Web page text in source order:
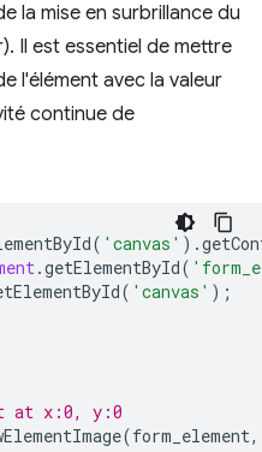
la mise en surbrillance du
Il est essentiel de mettre
l'élément avec la valeur
continue de
( 'canvas' ).
.getElementById(
( 'canvas' );
at x:0, y:0
(form_element,